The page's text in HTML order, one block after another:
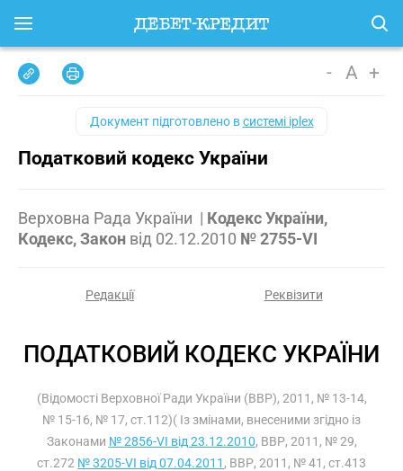
- A +
Документ підготовлено всистемі iplex
Податковий кодекс України
Верховна Рада України | Кодекс України,
Кодекс, Закон від 02.12.2010 № 2755-VI
Редакції Реквізити
ПОДАТКОВИЙ КОДЕКС УКРАЇНИ
(Відомості Верховної Ради України (ВВР), 2011, № 13-14,
№ 15-16, № 17, ст.112)( Із змінами, внесеними згідно із
Законами № 2856-VI від 23.12.2010, ВВР, 2011, № 29,
ст.272 № 3205-VI від 07.04.2011 , ВВР, 2011, № 41, ст.413